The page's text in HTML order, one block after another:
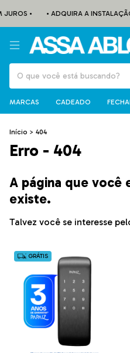
• • ADQUIRA A
MARCAS CADEADO
Início > 404
Erro - 404
A página que você
existe.
Talvez você se interesse
GRÁTIS